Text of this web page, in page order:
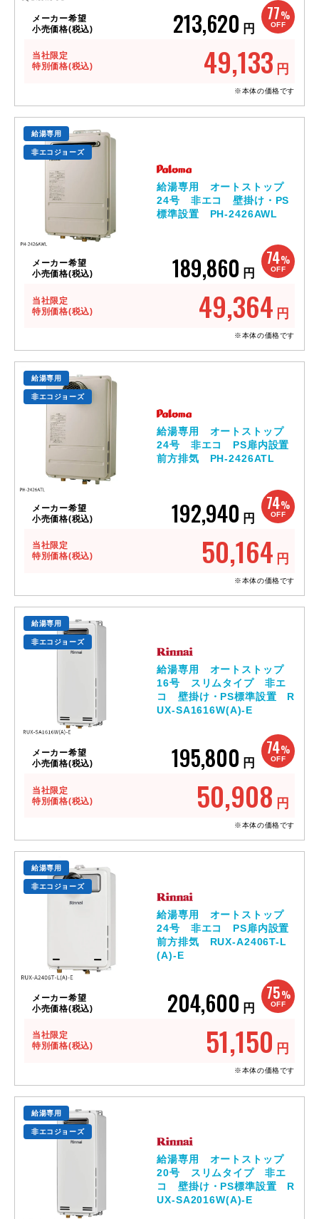
77%
OFF
メーカー希望
小売価格(税込)
213,620 円
当社限定
特別価格(税込)
49,133 円
※本体の価格です
給湯専用
非エコジョーズ
給湯専用 オートストップ
24号 非エコ 壁掛け・PS
標準設置 PH-2426AWL
74%
OFF
メーカー希望
小売価格(税込)
189,860 円
当社限定
特別価格(税込)
49,364 円
※本体の価格です
給湯専用
非エコジョーズ
給湯専用 オートストップ
24号 非エコ PS扉内設置
前方排気 PH-2426ATL
74%
OFF
メーカー希望
小売価格(税込)
192,940 円
当社限定
特別価格(税込)
50,164 円
※本体の価格です
給湯専用
非エコジョーズ
給湯専用 オートストップ
16号 スリムタイプ 非エ
コ 壁掛け・PS標準設置 R
UX-SA1616W(A)-E
74%
OFF
メーカー希望
小売価格(税込)
195,800 円
当社限定
特別価格(税込)
50,908 円
※本体の価格です
給湯専用
非エコジョーズ
給湯専用 オートストップ
24号 非エコ PS扉内設置
前方排気 RUX-A2406T-L
(A)-E
75%
OFF
メーカー希望
小売価格(税込)
204,600 円
当社限定
特別価格(税込)
51,150 円
※本体の価格です
給湯専用
非エコジョーズ
給湯専用 オートストップ
20号 スリムタイプ 非エ
コ 壁掛け・PS標準設置 R
UX-SA2016W(A)-E